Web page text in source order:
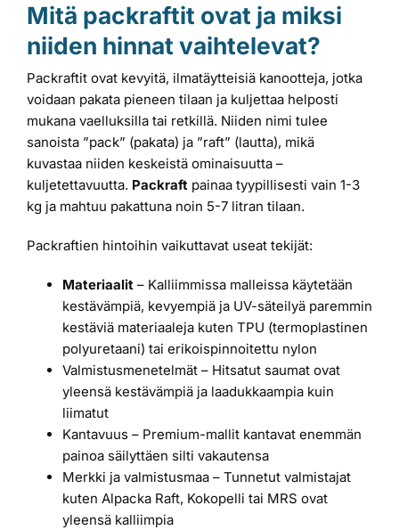
Mitä packraftit ovat ja miksi
niiden hinnat vaihtelevat?
Packraftit ovat kevyitä, ilmatäytteisiä kanootteja, jotka
voidaan pakata pieneen tilaan ja kuljettaa helposti
mukana vaelluksilla tai retkillä. Niiden nimi tulee
sanoista ”pack” (pakata) ja ”raft” (lautta), mikä
kuvastaa niiden keskeistä ominaisuutta –
kuljetettavuutta. Packraft painaa tyypillisesti vain 1-3
kg ja mahtuu pakattuna noin 5-7 litran tilaan.
Packraftien hintoihin vaikuttavat useat tekijät:
Materiaalit – Kalliimmissa malleissa käytetään
kestävämpiä, kevyempiä ja UV-säteilyä paremmin
kestäviä materiaaleja kuten TPU (termoplastinen
polyuretaani) tai erikoispinnoitettu nylon
Valmistusmenetelmät – Hitsatut saumat ovat
yleensä kestävämpiä ja laadukkaampia kuin
liimatut
Kantavuus – Premium-mallit kantavat enemmän
painoa säilyttäen silti vakautensa
Merkki ja valmistusmaa – Tunnetut valmistajat
kuten Alpacka Raft, Kokopelli tai MRS ovat
yleensä kalliimpia